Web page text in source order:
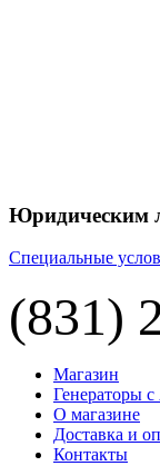
Юридическим
Специальные
(831)
Магазин
Генераторы
О магазине
Доставка и
Контакты